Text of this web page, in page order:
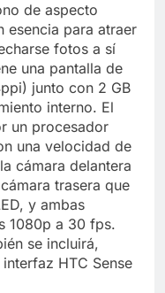
de aspecto
esencia para atraer
fotos a sí
una pantalla de
junto con 2 GB
interno. El
un procesador
una velocidad de
cámara delantera
trasera que
y ambas
1080p a 30 fps.
se incluirá,
HTC Sense